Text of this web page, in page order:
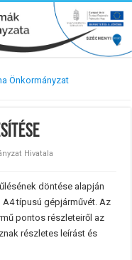
Önkormányzat
Hivatala
döntése alapján
A4 típusú gépjárművét. Az
pontos részleteiről az
részletes leírást és